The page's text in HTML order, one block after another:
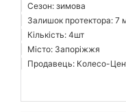
Сезон: зимова
Залишок протектора: 7
Кількість: 4шт
Місто: Запоріжжя
Продавець: Колесо-